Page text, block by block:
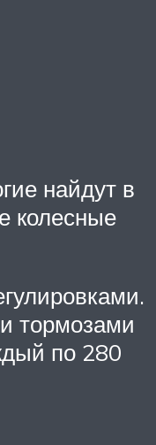
найдут в
колесные
тормозами
по 280